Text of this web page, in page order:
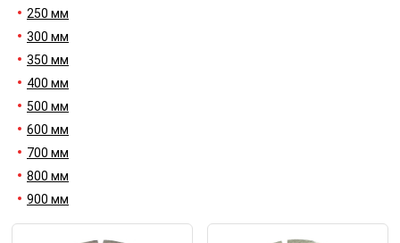
250 мм
300 мм
350 мм
400 мм
500 мм
600 мм
700 мм
800 мм
900 мм